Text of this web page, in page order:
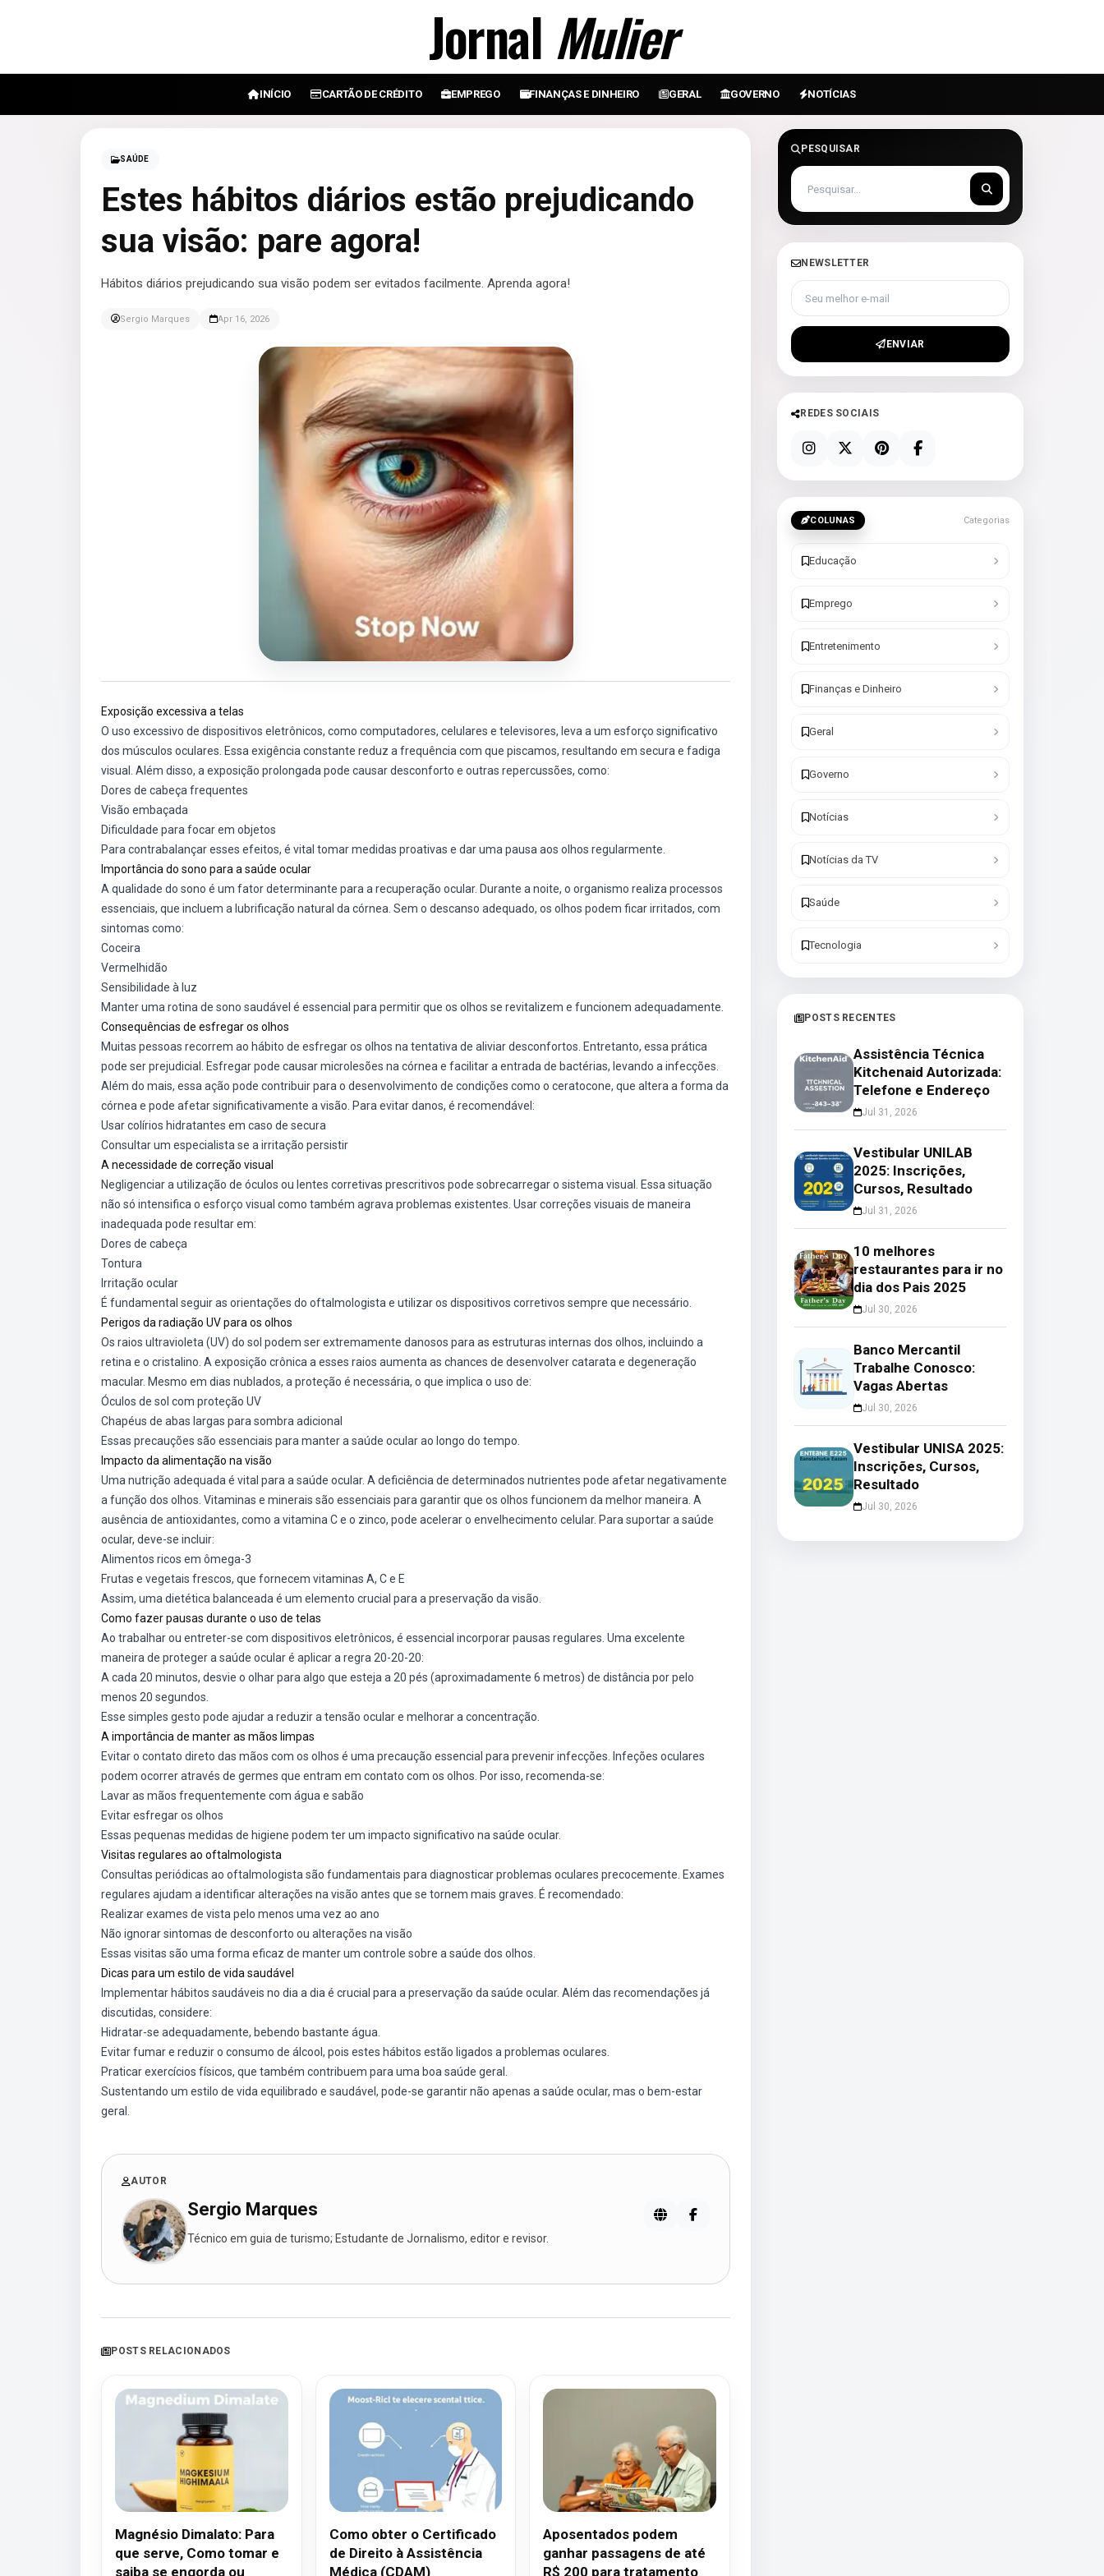
Jornal Mulier
INÍCIO CARTÃO DE CRÉDITO EMPREGO FINANÇAS E DINHEIRO GERAL GOVERNO NOTÍCIAS
SAÚDE
Estes hábitos diários estão prejudicando
sua visão: pare agora!
Hábitos diários prejudicando sua visão podem ser evitados facilmente. Aprenda agora!
Sergio Marques Apr 16, 2026
Exposição excessiva a telas
O uso excessivo de dispositivos eletrônicos, como computadores, celulares e televisores, leva a um esforço significativo
dos músculos oculares. Essa exigência constante reduz a frequência com que piscamos, resultando em secura e fadiga
visual. Além disso, a exposição prolongada pode causar desconforto e outras repercussões, como:
Dores de cabeça frequentes
Visão embaçada
Dificuldade para focar em objetos
Para contrabalançar esses efeitos, é vital tomar medidas proativas e dar uma pausa aos olhos regularmente.
Importância do sono para a saúde ocular
A qualidade do sono é um fator determinante para a recuperação ocular. Durante a noite, o organismo realiza processos
essenciais, que incluem a lubrificação natural da córnea. Sem o descanso adequado, os olhos podem ficar irritados, com
sintomas como:
Coceira
Vermelhidão
Sensibilidade à luz
Manter uma rotina de sono saudável é essencial para permitir que os olhos se revitalizem e funcionem adequadamente.
Consequências de esfregar os olhos
Muitas pessoas recorrem ao hábito de esfregar os olhos na tentativa de aliviar desconfortos. Entretanto, essa prática
pode ser prejudicial. Esfregar pode causar microlesões na córnea e facilitar a entrada de bactérias, levando a infecções.
Além do mais, essa ação pode contribuir para o desenvolvimento de condições como o ceratocone, que altera a forma da
córnea e pode afetar significativamente a visão. Para evitar danos, é recomendável:
Usar colírios hidratantes em caso de secura
Consultar um especialista se a irritação persistir
A necessidade de correção visual
Negligenciar a utilização de óculos ou lentes corretivas prescritivos pode sobrecarregar o sistema visual. Essa situação
não só intensifica o esforço visual como também agrava problemas existentes. Usar correções visuais de maneira
inadequada pode resultar em:
Dores de cabeça
Tontura
Irritação ocular
É fundamental seguir as orientações do oftalmologista e utilizar os dispositivos corretivos sempre que necessário.
Perigos da radiação UV para os olhos
Os raios ultravioleta (UV) do sol podem ser extremamente danosos para as estruturas internas dos olhos, incluindo a
retina e o cristalino. A exposição crônica a esses raios aumenta as chances de desenvolver catarata e degeneração
macular. Mesmo em dias nublados, a proteção é necessária, o que implica o uso de:
Óculos de sol com proteção UV
Chapéus de abas largas para sombra adicional
Essas precauções são essenciais para manter a saúde ocular ao longo do tempo.
Impacto da alimentação na visão
Uma nutrição adequada é vital para a saúde ocular. A deficiência de determinados nutrientes pode afetar negativamente
a função dos olhos. Vitaminas e minerais são essenciais para garantir que os olhos funcionem da melhor maneira. A
ausência de antioxidantes, como a vitamina C e o zinco, pode acelerar o envelhecimento celular. Para suportar a saúde
ocular, deve-se incluir:
Alimentos ricos em ômega-3
Frutas e vegetais frescos, que fornecem vitaminas A, C e E
Assim, uma dietética balanceada é um elemento crucial para a preservação da visão.
Como fazer pausas durante o uso de telas
Ao trabalhar ou entreter-se com dispositivos eletrônicos, é essencial incorporar pausas regulares. Uma excelente
maneira de proteger a saúde ocular é aplicar a regra 20-20-20:
A cada 20 minutos, desvie o olhar para algo que esteja a 20 pés (aproximadamente 6 metros) de distância por pelo
menos 20 segundos.
Esse simples gesto pode ajudar a reduzir a tensão ocular e melhorar a concentração.
A importância de manter as mãos limpas
Evitar o contato direto das mãos com os olhos é uma precaução essencial para prevenir infecções. Infeções oculares
podem ocorrer através de germes que entram em contato com os olhos. Por isso, recomenda-se:
Lavar as mãos frequentemente com água e sabão
Evitar esfregar os olhos
Essas pequenas medidas de higiene podem ter um impacto significativo na saúde ocular.
Visitas regulares ao oftalmologista
Consultas periódicas ao oftalmologista são fundamentais para diagnosticar problemas oculares precocemente. Exames
regulares ajudam a identificar alterações na visão antes que se tornem mais graves. É recomendado:
Realizar exames de vista pelo menos uma vez ao ano
Não ignorar sintomas de desconforto ou alterações na visão
Essas visitas são uma forma eficaz de manter um controle sobre a saúde dos olhos.
Dicas para um estilo de vida saudável
Implementar hábitos saudáveis no dia a dia é crucial para a preservação da saúde ocular. Além das recomendações já
discutidas, considere:
Hidratar-se adequadamente, bebendo bastante água.
Evitar fumar e reduzir o consumo de álcool, pois estes hábitos estão ligados a problemas oculares.
Praticar exercícios físicos, que também contribuem para uma boa saúde geral.
Sustentando um estilo de vida equilibrado e saudável, pode-se garantir não apenas a saúde ocular, mas o bem-estar
geral.
AUTOR
Sergio Marques
Técnico em guia de turismo; Estudante de Jornalismo, editor e revisor.
POSTS RELACIONADOS
Magnésio Dimalato: Para
que serve, Como tomar e
saiba se engorda ou
Como obter o Certificado
de Direito à Assistência
Médica (CDAM)
Aposentados podem
ganhar passagens de até
R$ 200 para tratamento
PESQUISAR
NEWSLETTER
Seu melhor e-mail
ENVIAR
REDES SOCIAIS
COLUNAS Categorias
Educação
Emprego
Entretenimento
Finanças e Dinheiro
Geral
Governo
Notícias
Notícias da TV
Saúde
Tecnologia
POSTS RECENTES
Assistência Técnica
Kitchenaid Autorizada:
Telefone e Endereço
Jul 31, 2026
Vestibular UNILAB
2025: Inscrições,
Cursos, Resultado
Jul 31, 2026
10 melhores
restaurantes para ir no
dia dos Pais 2025
Jul 30, 2026
Banco Mercantil
Trabalhe Conosco:
Vagas Abertas
Jul 30, 2026
Vestibular UNISA 2025:
Inscrições, Cursos,
Resultado
Jul 30, 2026